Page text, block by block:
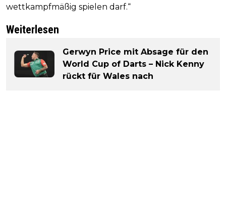
wettkampfmäßig spielen darf.“
Weiterlesen
Gerwyn Price mit Absage für den
World Cup of Darts – Nick Kenny
rückt für Wales nach